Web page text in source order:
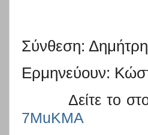
Σύνθεση:
Ερμηνεύουν:
Δείτε το
7MuKMA